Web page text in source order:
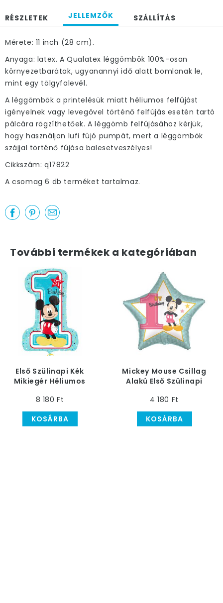
RÉSZLETEK JELLEMZŐK SZÁLLÍTÁS
Mérete: 11 inch (28 cm).
Anyaga: latex. A Qualatex léggömbök 100%-osan
környezetbarátak, ugyanannyi idő alatt bomlanak le,
mint egy tölgyfalevél.
A léggömbök a printelésük miatt héliumos felfújást
igényelnek vagy levegővel történő felfújás esetén tartó
pálcára rögzíthetőek. A léggömb felfújásához kérjük,
hogy használjon lufi fújó pumpát, mert a léggömbök
szájjal történő fújása balesetveszélyes!
Cikkszám: q17822
A csomag 6 db terméket tartalmaz.
További termékek a kategóriában
Első Szülinapi Kék
Mikiegér Héliumos
8 180 Ft
KOSÁRBA
Mickey Mouse Csillag
Alakú Első Szülinapi
cm
4 180 Ft
KOSÁRBA